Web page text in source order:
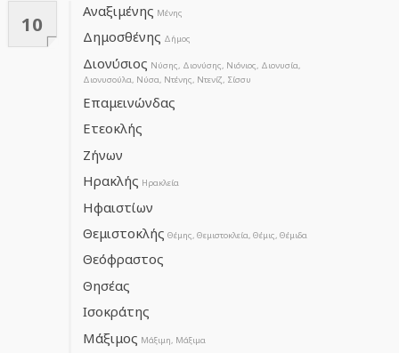
10
Αναξιμένης Μένης
Δημοσθένης Δήμος
Διονύσιος Νύσης, Διονύσης, Νιόνιος, Διονυσία,
Διονυσούλα, Νύσα, Ντένης, Ντενίζ, Σίσσυ
Επαμεινώνδας
Ετεοκλής
Ζήνων
Ηρακλής Ηρακλεία
Ηφαιστίων
Θεμιστοκλής Θέμης, Θεμιστοκλεία, Θέμις, Θέμιδα
Θεόφραστος
Θησέας
Ισοκράτης
Μάξιμος Μάξιμη, Μάξιμα